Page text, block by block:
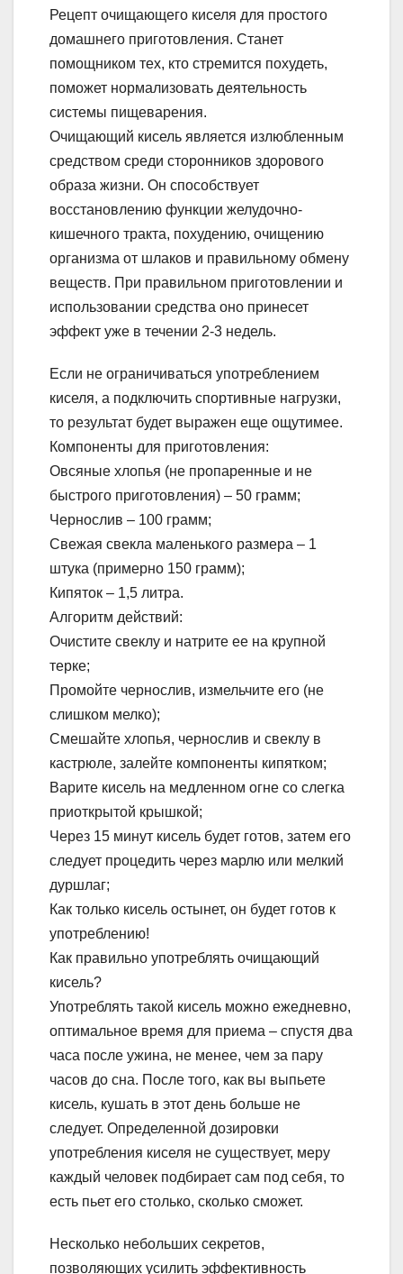
Рецепт очищающего киселя для простого
домашнего приготовления. Станет
помощником тех, кто стремится похудеть,
поможет нормализовать деятельность
системы пищеварения.
Очищающий кисель является излюбленным
средством среди сторонников здорового
образа жизни. Он способствует
восстановлению функции желудочно-
кишечного тракта, похудению, очищению
организма от шлаков и правильному обмену
веществ. При правильном приготовлении и
использовании средства оно принесет
эффект уже в течении 2-3 недель.
Если не ограничиваться употреблением
киселя, а подключить спортивные нагрузки,
то результат будет выражен еще ощутимее.
Компоненты для приготовления:
Овсяные хлопья (не пропаренные и не
быстрого приготовления) – 50 грамм;
Чернослив – 100 грамм;
Свежая свекла маленького размера – 1
штука (примерно 150 грамм);
Кипяток – 1,5 литра.
Алгоритм действий:
Очистите свеклу и натрите ее на крупной
терке;
Промойте чернослив, измельчите его (не
слишком мелко);
Смешайте хлопья, чернослив и свеклу в
кастрюле, залейте компоненты кипятком;
Варите кисель на медленном огне со слегка
приоткрытой крышкой;
Через 15 минут кисель будет готов, затем его
следует процедить через марлю или мелкий
дуршлаг;
Как только кисель остынет, он будет готов к
употреблению!
Как правильно употреблять очищающий
кисель?
Употреблять такой кисель можно ежедневно,
оптимальное время для приема – спустя два
часа после ужина, не менее, чем за пару
часов до сна. После того, как вы выпьете
кисель, кушать в этот день больше не
следует. Определенной дозировки
употребления киселя не существует, меру
каждый человек подбирает сам под себя, то
есть пьет его столько, сколько сможет.
Несколько небольших секретов,
позволяющих усилить эффективность